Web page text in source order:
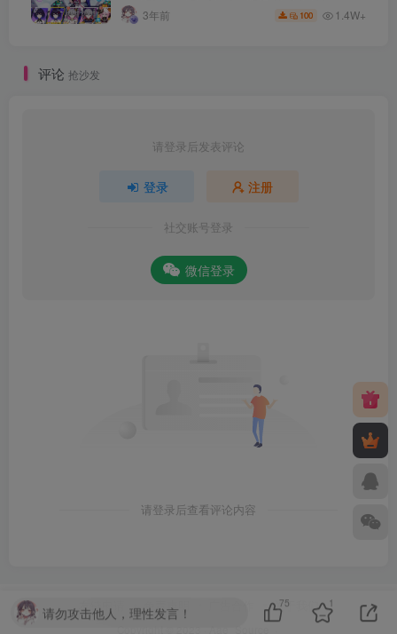
细指令+极简一键修改
3年前 100 1.4W+
评论 抢沙发
请登录后发表评论
登录 注册
社交账号登录
微信登录
请登录后查看评论内容
友链申请 免责声明 关于我们
请勿攻击他人，理性发言！
75 1